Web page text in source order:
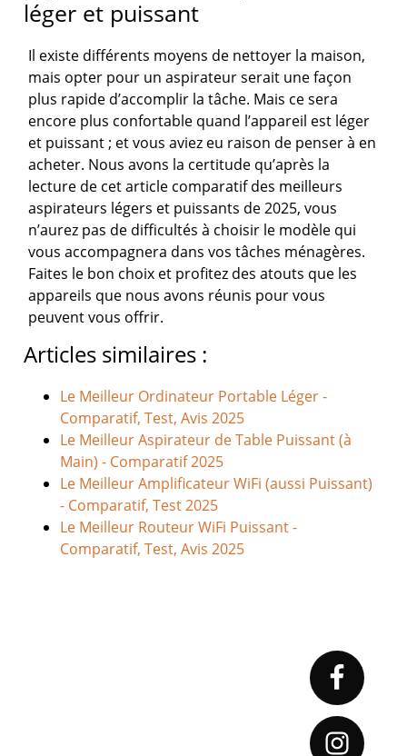
léger et puissant
Il existe différents moyens de nettoyer la maison,
mais opter pour un aspirateur serait une façon
plus rapide d’accomplir la tâche. Mais ce sera
encore plus confortable quand l’appareil est léger
et puissant ; et vous aviez eu raison de penser à en
acheter. Nous avons la certitude qu’après la
lecture de cet article comparatif des meilleurs
aspirateurs légers et puissants de 2025, vous
n’aurez pas de difficultés à choisir le modèle qui
vous accompagnera dans vos tâches ménagères.
Faites le bon choix et profitez des atouts que les
appareils que nous avons réunis pour vous
peuvent vous offrir.
Articles similaires :
Le Meilleur Ordinateur Portable Léger -
Comparatif, Test, Avis 2025
Le Meilleur Aspirateur de Table Puissant (à
Main) - Comparatif 2025
Le Meilleur Amplificateur WiFi (aussi Puissant)
- Comparatif, Test 2025
Le Meilleur Routeur WiFi Puissant -
Comparatif, Test, Avis 2025
Primary
Sidebar